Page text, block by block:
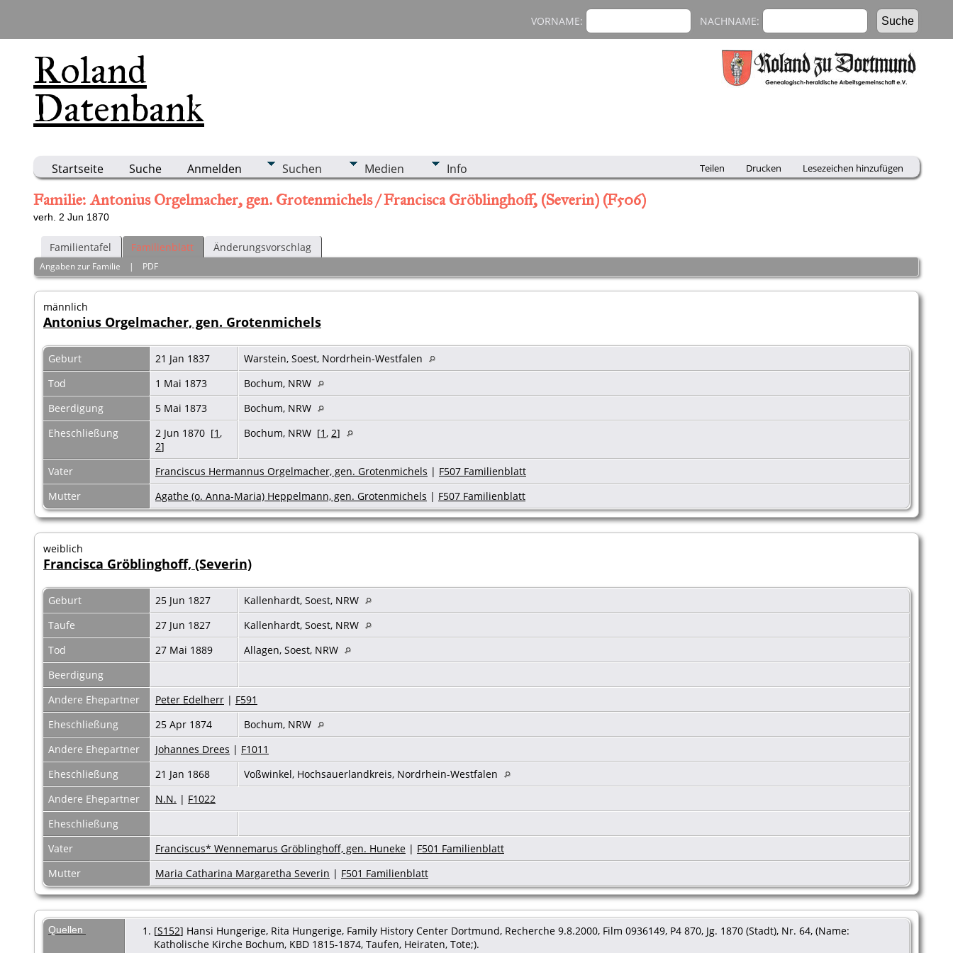
Roland
Datenbank
VORNAME: NACHNAME:
Startseite Suche Anmelden Suchen Medien Info Teilen Drucken Lesezeichen hinzufügen
Familie: Antonius Orgelmacher, gen. Grotenmichels / Francisca Gröblinghoff, (Severin) (F506)
verh. 2 Jun 1870
Familientafel Familienblatt Änderungsvorschlag
Angaben zur Familie | PDF
männlich
Antonius Orgelmacher, gen. Grotenmichels
Geburt 21 Jan 1837
Warstein, Soest, Nordrhein-Westfalen
Tod
1 Mai 1873
Bochum, NRW
Beerdigung
5 Mai 1873
Bochum, NRW
Eheschließung
2 Jun 1870 [1 ,
2]
Bochum, NRW [1 , 2]
Vater Franciscus Hermannus Orgelmacher, gen. Grotenmichels | F507 Familienblatt
Mutter
Agathe (o. Anna-Maria) Heppelmann, gen. Grotenmichels | F507 Familienblatt
weiblich
Francisca Gröblinghoff, (Severin)
Geburt 25 Jun 1827
Kallenhardt, Soest, NRW
Taufe
27 Jun 1827
Kallenhardt, Soest, NRW
Tod
27 Mai 1889
Allagen, Soest, NRW
Beerdigung
Andere Ehepartner
Peter Edelherr | F591
Eheschließung
25 Apr 1874
Bochum, NRW
Andere Ehepartner
Johannes Drees | F1011
Eheschließung
21 Jan 1868
Voßwinkel, Hochsauerlandkreis, Nordrhein-Westfalen
Andere Ehepartner
N.N. | F1022
Eheschließung
Vater
Franciscus* Wennemarus Gröblinghoff, gen. Huneke | F501 Familienblatt
Mutter
Maria Catharina Margaretha Severin | F501 Familienblatt
Quellen [S152] Hansi Hungerige, Rita Hungerige, Family History Center Dortmund, Recherche 9.8.2000, Film 0936149, P4 870, Jg. 1870 (Stadt), Nr. 64, (Name:
Katholische Kirche Bochum, KBD 1815-1874, Taufen, Heiraten, Tote;).